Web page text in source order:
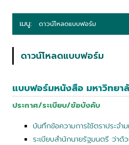
เมนู: ดาวน์โหลดแบบฟอร์ม
ดาวน์โหลดแบบฟอร์ม
แบบฟอร์มหนังสือ มหาวิทยา
ประกาศ/ระเบียบ/ข้อบังคับ
บันทึกข้อความการใช้ตราประจำ
ระเบียบสำนักนายรัฐมนตรี ว่า